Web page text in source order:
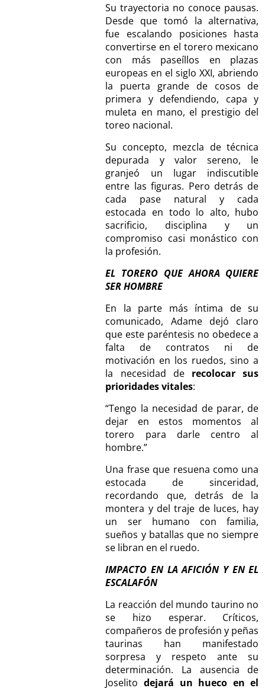
Su trayectoria no conoce pausas.
Desde que tomó la alternativa,
fue escalando posiciones hasta
convertirse en el torero mexicano
con más paseíllos en plazas
europeas en el siglo XXI, abriendo
la puerta grande de cosos de
primera y defendiendo, capa y
muleta en mano, el prestigio del
toreo nacional.
Su concepto, mezcla de técnica
depurada y valor sereno, le
granjeó un lugar indiscutible
entre las figuras. Pero detrás de
cada pase natural y cada
estocada en todo lo alto, hubo
sacrificio, disciplina y un
compromiso casi monástico con
la profesión.
EL TORERO QUE AHORA QUIERE
SER HOMBRE
En la parte más íntima de su
comunicado, Adame dejó claro
que este paréntesis no obedece a
falta de contratos ni de
motivación en los ruedos, sino a
la necesidad de recolocar sus
prioridades vitales:
“Tengo la necesidad de parar, de
dejar en estos momentos al
torero para darle centro al
hombre.”
Una frase que resuena como una
estocada de sinceridad,
recordando que, detrás de la
montera y del traje de luces, hay
un ser humano con familia,
sueños y batallas que no siempre
se libran en el ruedo.
IMPACTO EN LA AFICIÓN Y EN EL
ESCALAFÓN
La reacción del mundo taurino no
se hizo esperar. Críticos,
compañeros de profesión y peñas
taurinas han manifestado
sorpresa y respeto ante su
determinación. La ausencia de
Joselito dejará un hueco en el